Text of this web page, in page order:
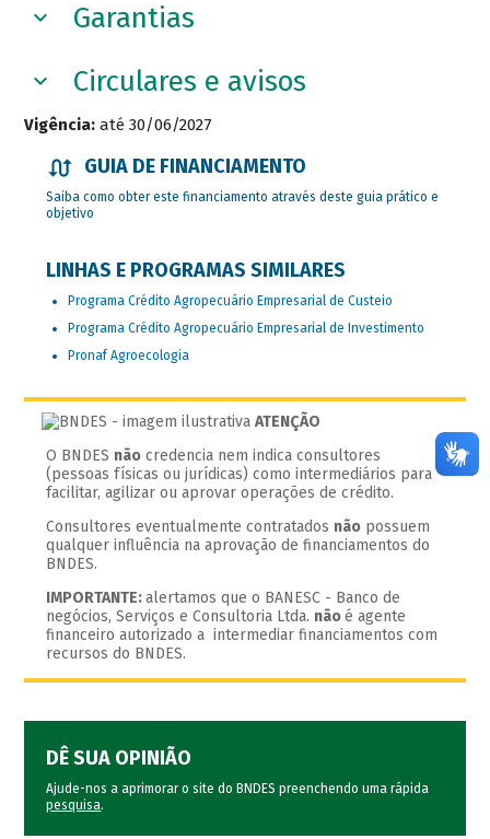
Garantias
Circulares e avisos
Vigência: até 30/06/2027
GUIA DE FINANCIAMENTO
Saiba como obter este financiamento através deste guia prático e
objetivo
LINHAS E PROGRAMAS SIMILARES
Programa Crédito Agropecuário Empresarial de Custeio
Programa Crédito Agropecuário Empresarial de Investimento
Pronaf Agroecologia
ATENÇÃO
O BNDES não credencia nem indica consultores
(pessoas físicas ou jurídicas) como intermediários para
facilitar, agilizar ou aprovar operações de crédito.
Consultores eventualmente contratados não possuem
qualquer influência na aprovação de financiamentos do
BNDES.
IMPORTANTE:alertamos que o BANESC - Banco de
negócios, Serviços e Consultoria Ltda. nãoé agente
financeiro autorizado a intermediar financiamentos com
recursos do BNDES.
DÊ SUA OPINIÃO
Ajude-nos a aprimorar o site do BNDES preenchendo uma rápida
pesquisa.